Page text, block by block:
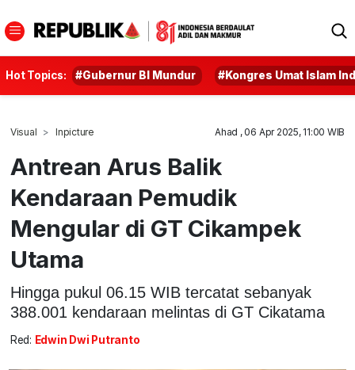
Hot Topics: #Gubernur BI Mundur #Kongres Umat Islam
Visual Inpicture Ahad , 06 Apr 2025, 11:00 WIB
Antrean Arus Balik
Kendaraan Pemudik
Mengular di GT Cikampek
Utama
Hingga pukul 06.15 WIB tercatat sebanyak
388.001 kendaraan melintas di GT Cikatama
Red: Edwin Dwi Putranto